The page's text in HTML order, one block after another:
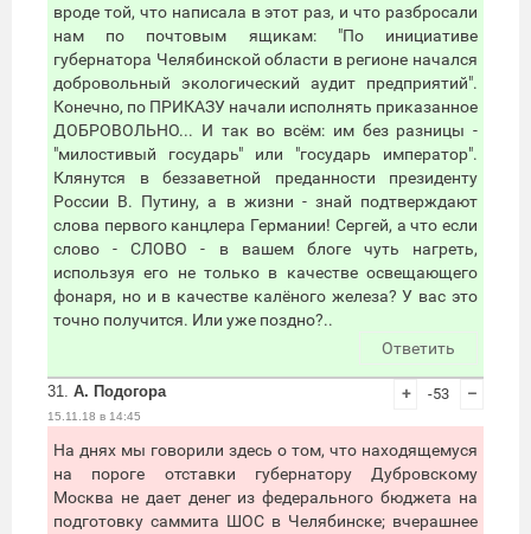
вроде той, что написала в этот раз, и что разбросали
нам по почтовым ящикам: "По инициативе
губернатора Челябинской области в регионе начался
добровольный экологический аудит предприятий".
Конечно, по ПРИКАЗУ начали исполнять приказанное
ДОБРОВОЛЬНО... И так во всём: им без разницы -
"милостивый государь" или "государь император".
Клянутся в беззаветной преданности президенту
России В. Путину, а в жизни - знай подтверждают
слова первого канцлера Германии! Сергей, а что если
слово - СЛОВО - в вашем блоге чуть нагреть,
используя его не только в качестве освещающего
фонаря, но и в качестве калёного железа? У вас это
точно получится. Или уже поздно?..
Ответить
31. А. Подогора
15.11.18 в 14:45
+ -53 –
На днях мы говорили здесь о том, что находящемуся
на пороге отставки губернатору Дубровскому
Москва не дает денег из федерального бюджета на
подготовку саммита ШОС в Челябинске; вчерашнее